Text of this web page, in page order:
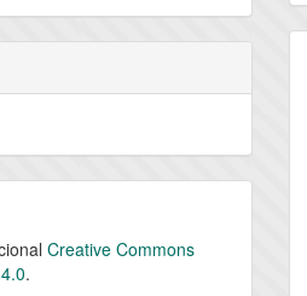
Creative Commons
.